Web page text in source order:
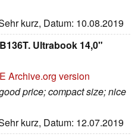
kurz, Datum: 10.08.2019
Ultrabook 14,0"
Archive.org version
price; compact size; nice
kurz, Datum: 12.07.2019